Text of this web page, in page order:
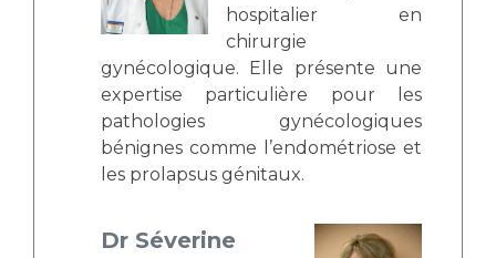
hospitalier en
chirurgie
gynécologique. Elle présente une
expertise particulière pour les
pathologies gynécologiques
bénignes comme l’endométriose et
les prolapsus génitaux.
Dr Séverine